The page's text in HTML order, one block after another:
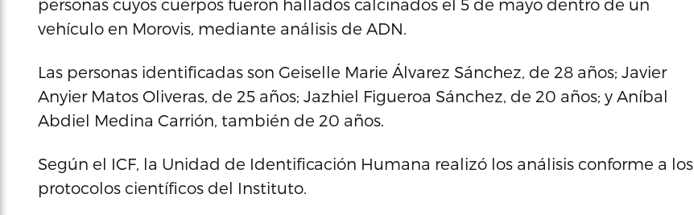
personas cuyos cuerpos fueron hallados calcinados el 5 de mayo dentro de un
vehículo en Morovis, mediante análisis de ADN.
Las personas identificadas son Geiselle Marie Álvarez Sánchez, de 28 años; Javier
Anyier Matos Oliveras, de 25 años; Jazhiel Figueroa Sánchez, de 20 años; y Aníbal
Abdiel Medina Carrión, también de 20 años.
Según el ICF, la Unidad de Identificación Humana realizó los análisis conforme a los
protocolos científicos del Instituto.